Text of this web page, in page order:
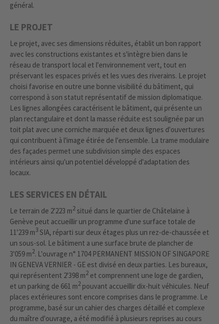
général.
LE PROJET
Le projet, avec ses dimensions réduites, établit un bon rapport
avec les constructions existantes et s'intègre bien dans le
réseau de transport local et l'environnement vert, tout en
préservant les espaces privés et les vues des riverains. Le projet
choisi favorise en outre une bonne visibilité du bâtiment, qui
correspond à son statut représentatif de mission diplomatique.
Les lignes allongées caractérisent le bâtiment, qui présente un
plan rectangulaire et dont la masse réduite est soulignée par un
toit plat avec une corniche marquée et deux lignes d'ouvertures
qui contribuent à l'image étirée de l'ensemble. La trame modulaire
des façades permet une subdivision simple des espaces
intérieurs ainsi qu'un potentiel développé d'adaptation des
locaux.
LES SERVICES EN DÉTAIL
Le terrain de 2'223 m2 situé dans le quartier de Châtelaine à
Genève peut accueillir un programme d'une surface totale de
11'239 m3SIA, réparti sur deux étages plus un rez-de-chaussée et
un sous-sol. Le bâtiment a une surface brute de plancher de
3'059 m2. L'ouvrage n° 1704 PERMANENT MISSION OF SINGAPORE
IN GENEVA VERNIER - GE est divisé en deux parties. Les bureaux,
qui représentent 2'398 m2 et comprennent une loge de gardien,
et un parking de 661 m2 pouvant accueillir dix-huit véhicules. Neuf
places extérieures sont encore comprises dans le programme. Le
programme, basé sur un cahier des charges détaillé et complexe
du maître d'ouvrage, a été modifié à plusieurs reprises au cours